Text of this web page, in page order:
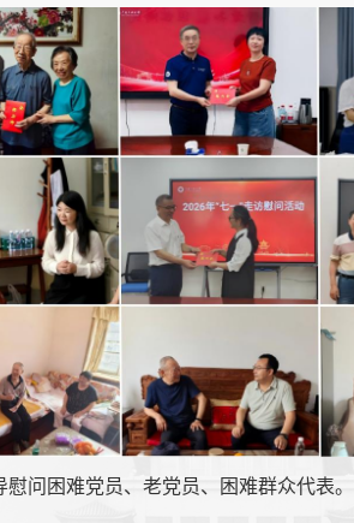
慰问困难党员、老党员、困难群众代表。